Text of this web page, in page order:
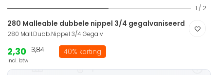
1 / 2
280 Malleable dubbele nippel 3/4 gegalvaniseerd
280 Mall.Dubb.Nippel 3/4 Gegalv
2,30
Incl. btw
3,84 40% korting